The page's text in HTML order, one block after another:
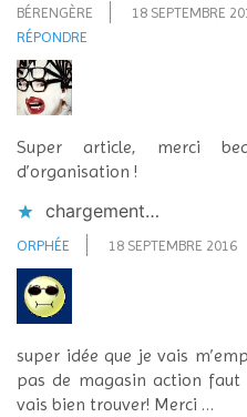
BÉRENGÈRE 18 SEPTEMBRE
RÉPONDRE
Super article, merci
d’organisation !
chargement…
ORPHÉE 18 SEPTEMBRE 2016
super idée que je vais
pas de magasin action
vais bien trouver! Merci …